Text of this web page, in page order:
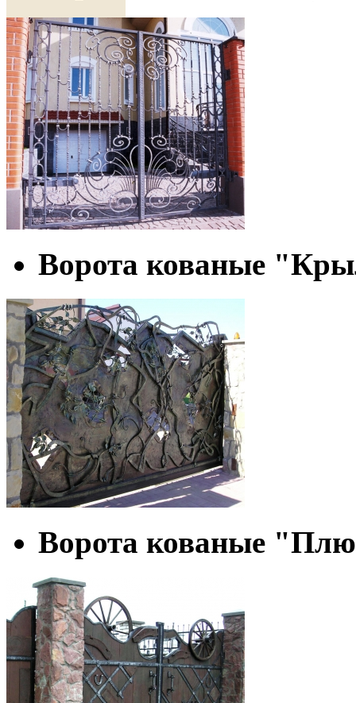
колыбельная"
Диаметр - 35 см. 1
900 грн
Ворота кованые
Ворота кованые